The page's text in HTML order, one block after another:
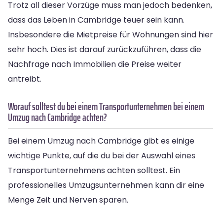
Trotz all dieser Vorzüge muss man jedoch bedenken,
dass das Leben in Cambridge teuer sein kann.
Insbesondere die Mietpreise für Wohnungen sind hier
sehr hoch. Dies ist darauf zurückzuführen, dass die
Nachfrage nach Immobilien die Preise weiter
antreibt.
Worauf solltest du bei einem Transportunternehmen bei einem
Umzug nach Cambridge achten?
Bei einem Umzug nach Cambridge gibt es einige
wichtige Punkte, auf die du bei der Auswahl eines
Transportunternehmens achten solltest. Ein
professionelles Umzugsunternehmen kann dir eine
Menge Zeit und Nerven sparen.